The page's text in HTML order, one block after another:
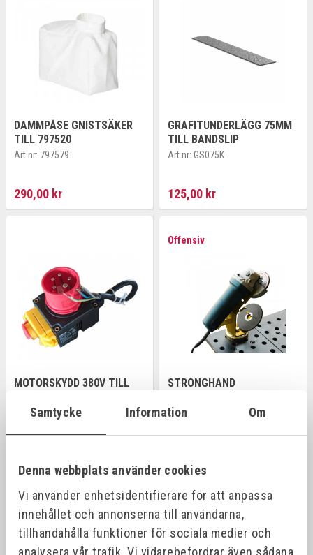
Samtycke Information Om
Denna webbplats använder cookies
Vi använder enhetsidentifierare för att anpassa
innehållet och annonserna till användarna,
tillhandahålla funktioner för sociala medier och
analysera vår trafik. Vi vidarebefordrar även sådana
DAMMPÅSE GNISTSÄKER
TILL 797520
Art.nr: 797579
290,00 kr
GRAFITUNDERLÄGG 75MM
TILL BANDSLIP
Art.nr: GS075K
125,00 kr
MOTORSKYDD 380V TILL
Art.nr:813800
Offensiv
STRONGHAND
MAGNETFOT
Art.nr:
Offensiv Offensiv